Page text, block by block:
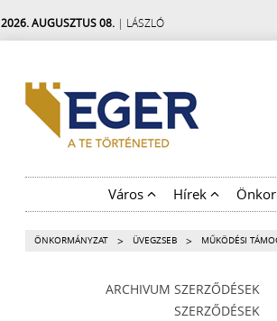
2026. AUGUSZTUS 08. | LÁSZLÓ
Város Hírek
ÖNKORMÁNYZAT > ÜVEGZSEB > MŰKÖDÉSI
ARCHIVUM SZERZŐDÉSEK
SZERZŐDÉSEK